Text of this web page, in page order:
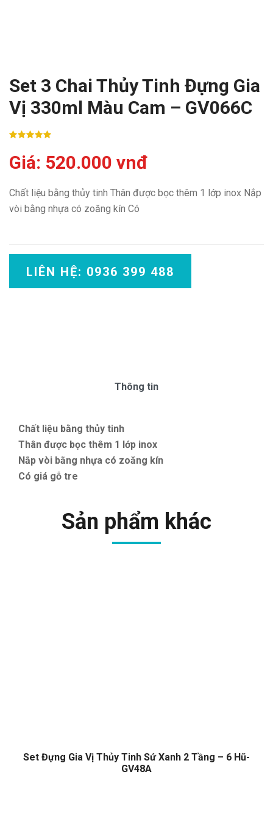
Set 3 Chai Thủy Tinh Đựng Gia
Vị 330ml Màu Cam – GV066C
Giá: 520.000 vnđ
Chất liệu bằng thủy tinh Thân được bọc thêm 1 lớp inox Nắp
vòi bằng nhựa có zoăng kín Có
LIÊN HỆ: 0936 399 488
Thông tin
Chất liệu bằng thủy tinh
Thân được bọc thêm 1 lớp inox
Nắp vòi bằng nhựa có zoăng kín
Có giá gỗ tre
Sản phẩm khác
Set Đựng Gia Vị Thủy Tinh Sứ Xanh 2 Tầng – 6 Hũ-
GV48A